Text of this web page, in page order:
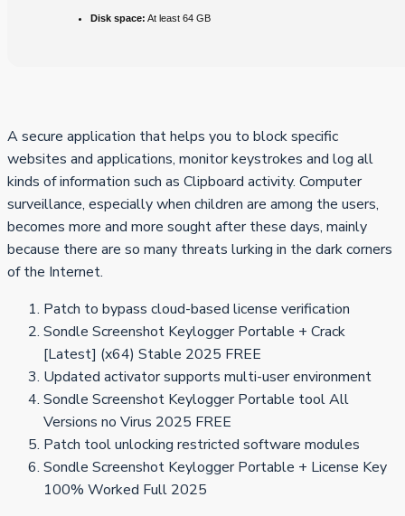
Disk space: At least 64 GB
A secure application that helps you to block specific
websites and applications, monitor keystrokes and log all
kinds of information such as Clipboard activity. Computer
surveillance, especially when children are among the users,
becomes more and more sought after these days, mainly
because there are so many threats lurking in the dark corners
of the Internet.
Patch to bypass cloud-based license verification
Sondle Screenshot Keylogger Portable + Crack
[Latest] (x64) Stable 2025 FREE
Updated activator supports multi-user environment
Sondle Screenshot Keylogger Portable tool All
Versions no Virus 2025 FREE
Patch tool unlocking restricted software modules
Sondle Screenshot Keylogger Portable + License Key
100% Worked Full 2025